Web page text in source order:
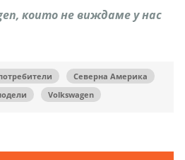
които не виждаме у нас
Северна Америка
Volkswagen